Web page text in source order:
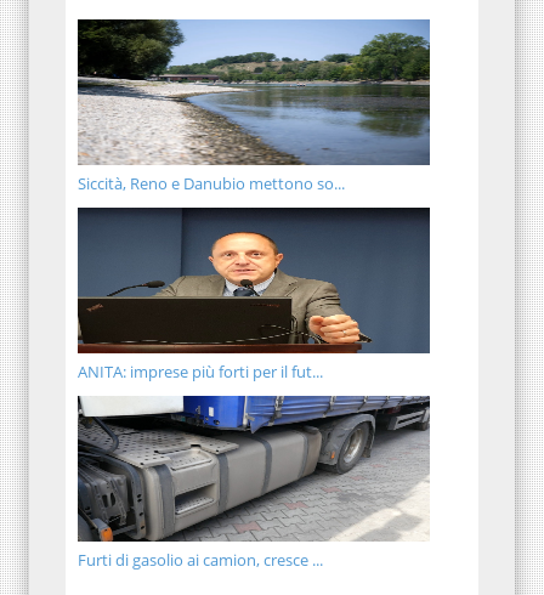
Siccità, Reno e Danubio mettono so...
ANITA: imprese più forti per il fut...
Furti di gasolio ai camion, cresce ...